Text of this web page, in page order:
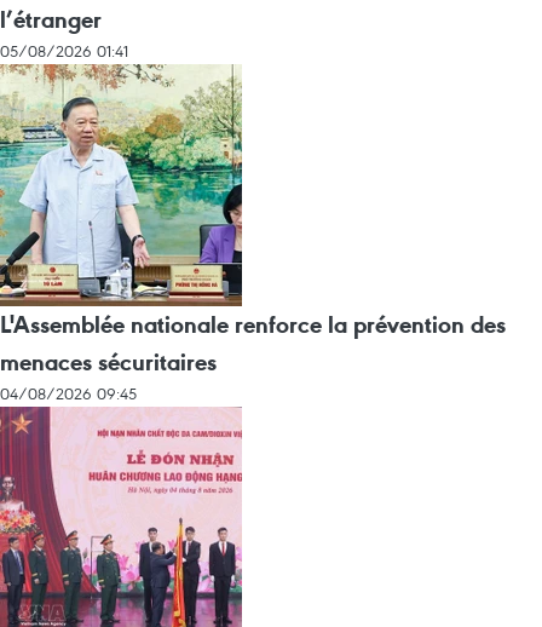
l’étranger
05/08/2026 01:41
L'Assemblée nationale renforce la prévention des
menaces sécuritaires
04/08/2026 09:45